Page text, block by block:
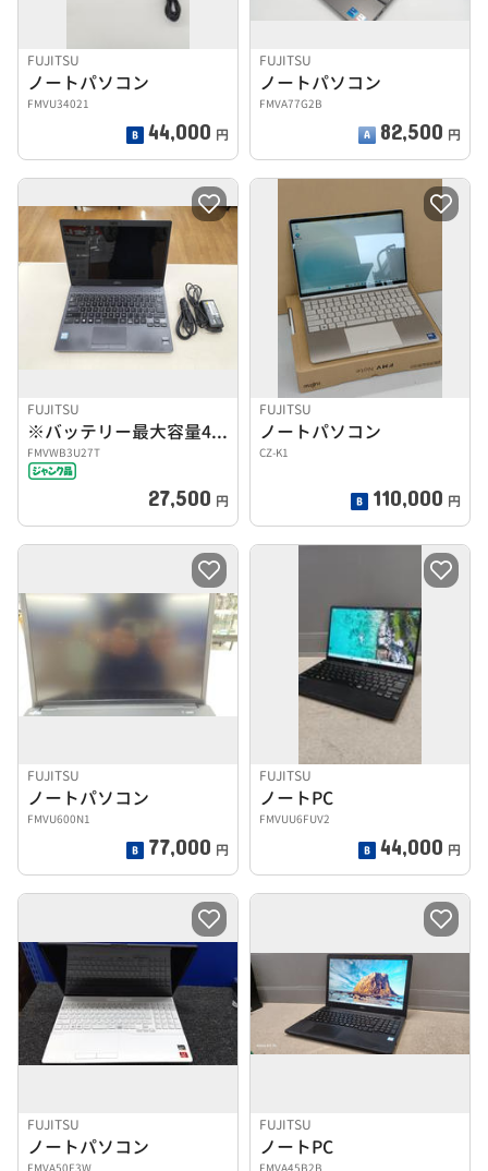
FUJITSU
ノートパソコン
FMVU34021
44,000 円
FUJITSU
ノートパソコン
FMVA77G2B
82,500 円
FUJITSU
※バッテリー最大容量45％ ノートパソコン
FMVWB3U27T
27,500 円
FUJITSU
ノートパソコン
CZ-K1
110,000 円
FUJITSU
ノートパソコン
FMVU600N1
77,000 円
FUJITSU
ノートPC
FMVUU6FUV2
44,000 円
FUJITSU
ノートパソコン
FMVA50E3W
FUJITSU
ノートPC
FMVA45B2B